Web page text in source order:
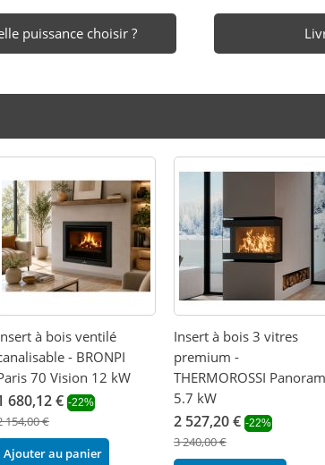
puissance choisir ?
à bois ventilé
- BRONPI
70 Vision 12 kW
680,12 € -22%
154,00 €
Ajouter au panier
Insert à bois 3 vitres
premium -
THERMOROSSI
5.7 kW
2 527,20 € -22%
3 240,00 €